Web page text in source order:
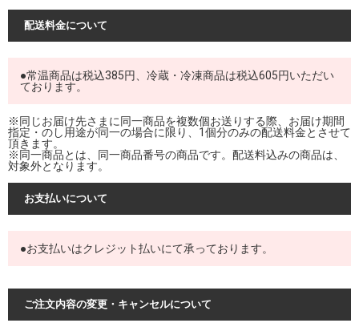
配送料金について
●常温商品は税込385円、冷蔵・冷凍商品は税込605円いただい
ております。
※同じお届け先さまに同一商品を複数個お送りする際、お届け期間
指定・のし用途が同一の場合に限り、1個分のみの配送料金とさせて
頂きます。
※同一商品とは、同一商品番号の商品です。配送料込みの商品は、
対象外となります。
お支払いについて
●お支払いはクレジット払いにて承っております。
ご注文内容の変更・キャンセルについて